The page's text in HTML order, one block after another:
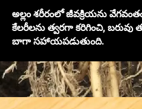
అల్లం శరీరంలో జీవక్రియను
కేలరీలను త్వరగా కరిగించి, బరువు
బాగా సహాయపడుతుంది.